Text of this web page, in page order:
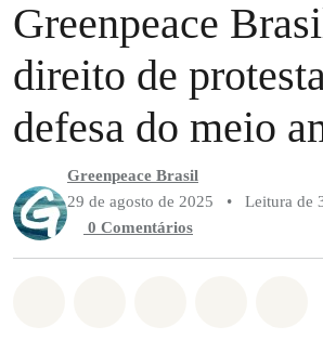
Greenpeace
direito de
defesa do meio
Greenpeace Brasil
29 de agosto de 2025
• Leitura de
0 Comentários